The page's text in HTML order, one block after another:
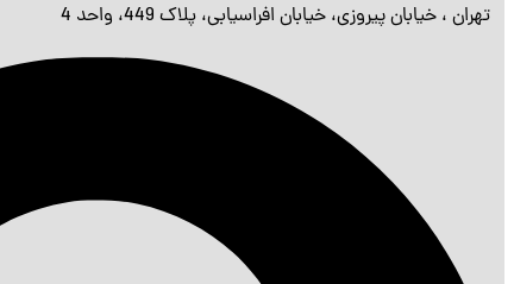
تهران ، خیابان پیروزی، خیابان افراسیابی، پلاک 449، واحد 4